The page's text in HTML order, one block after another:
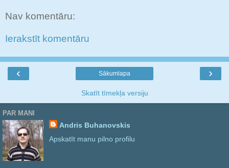
Nav komentāru:
Ierakstīt komentāru
‹ ›
Sākumlapa
Skatīt tīmekļa versiju
PAR MANI
Andris Buhanovskis
Apskatīt manu pilno profilu